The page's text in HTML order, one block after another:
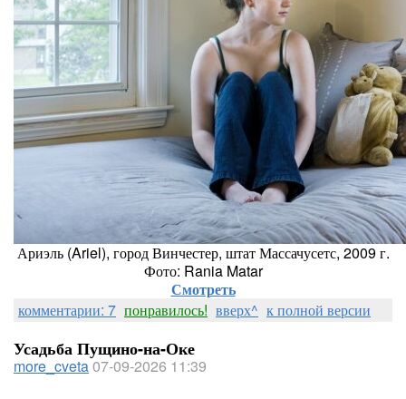
Ариэль (Ariel), город Винчестер, штат Массачусетс, 2009 г.
Фото: Rania Matar
Смотреть
комментарии: 7 понравилось! вверх^ к полной версии
Усадьба Пущино-на-Оке
more_cveta07-09-2026 11:39